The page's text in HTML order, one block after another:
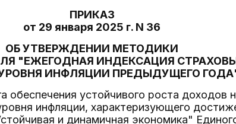
ПРИКАЗ
от 29 января 2025 г. N 36
ОБ УТВЕРЖДЕНИИ МЕТОДИКИ
"ЕЖЕГОДНАЯ ИНДЕКСАЦИЯ
ИНФЛЯЦИИ ПРЕДЫДУЩЕГО
обеспечения устойчивого роста доходов
инфляции, характеризующего
и динамичная экономика"